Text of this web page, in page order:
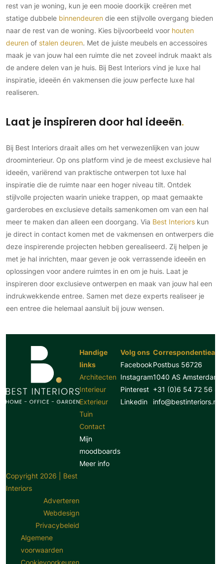
rest van je woning, kun je een mooie doorkijk creëren met
statige dubbele binnendeuren die een stijlvolle overgang bieden
naar de rest van de woning. Kies bijvoorbeeld voor houten
deuren of stalen deuren. Met de juiste meubels en accessoires
maak je van jouw hal een ruimte die net zoveel indruk maakt als
de andere delen van je huis. Bij Best Interiors vind je luxe hal
inspiratie, ideeën én vakmensen die jouw perfecte luxe hal
realiseren.
Laat je inspireren door hal ideeën
Bij Best Interiors draait alles om het verwezenlijken van jouw
droominterieur. Op ons platform vind je de meest exclusieve hal
ideeën, variërend van praktische ontwerpen tot luxe hal
inspiratie die de ruimte naar een hoger niveau tilt. Ontdek
stijlvolle projecten waarin unieke trappen, op maat gemaakte
garderobes en exclusieve details samenkomen om van een hal
meer te maken dan alleen een doorgang. Via Best Interiors kun
je direct in contact komen met de vakmensen en ontwerpers die
deze inspirerende projecten hebben gerealiseerd. Zij helpen je
met je hal inrichten, maar geven je ook verrassende ideeën en
oplossingen voor andere ruimtes in en om je huis. Laat je
inspireren door exclusieve ontwerpen en maak van jouw hal een
indrukwekkende entree. Samen met deze experts realiseer je
een entree die helemaal aansluit bij jouw wensen.
Handige
links
Architecten
Interieur
Exterieur
Tuin
Contact
Mijn
moodboards
Meer info
Volg ons
Facebook
Instagram
Pinterest
Linkedin
Postbus 56726
1040 AS Amsterdam
+31 (0)6 54 72 56
info@bestinteriors.nl
Copyright 2026 | Best
Interiors
Adverteren
Webdesign
Privacybeleid
Algemene
voorwaarden